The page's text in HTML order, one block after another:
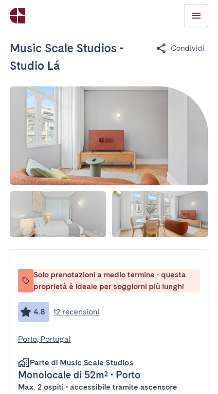
Music Scale Studios -
Studio Lá
Condividi
Solo prenotazioni a medio termine - questa
proprietà è ideale per soggiorni più lunghi
4.8 12 recensioni
Porto, Portugal
Parte di Music Scale Studios
Monolocale di 52m² • Porto
Max. 2 ospiti • accessibile tramite ascensore